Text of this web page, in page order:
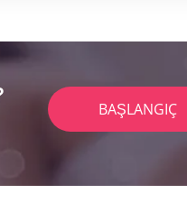
BAŞLANGIÇ